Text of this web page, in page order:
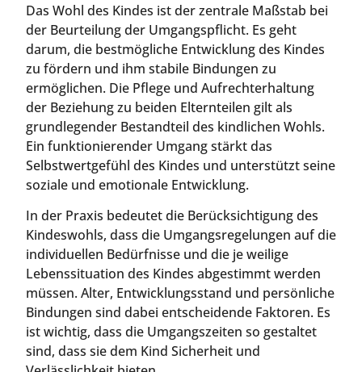
Das Wohl des Kindes ist der zentrale Maßstab bei
der Beurteilung der Umgangspflicht. Es geht
darum, die bestmögliche Entwicklung des Kindes
zu fördern und ihm stabile Bindungen zu
ermöglichen. Die Pflege und Aufrechterhaltung
der Beziehung zu beiden Elternteilen gilt als
grundlegender Bestandteil des kindlichen Wohls.
Ein funktionierender Umgang stärkt das
Selbstwertgefühl des Kindes und unterstützt seine
soziale und emotionale Entwicklung.
In der Praxis bedeutet die Berücksichtigung des
Kindeswohls, dass die Umgangsregelungen auf die
individuellen Bedürfnisse und die je weilige
Lebenssituation des Kindes abgestimmt werden
müssen. Alter, Entwicklungsstand und persönliche
Bindungen sind dabei entscheidende Faktoren. Es
ist wichtig, dass die Umgangszeiten so gestaltet
sind, dass sie dem Kind Sicherheit und